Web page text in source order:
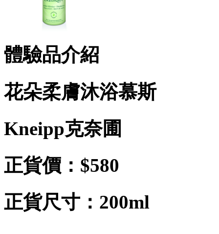
體驗品介紹
花朵柔膚沐浴慕斯
Kneipp克奈圃
正貨價：$580
正貨尺寸：200ml